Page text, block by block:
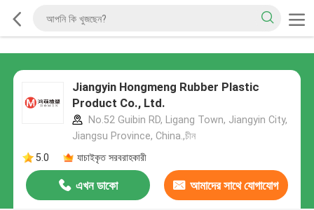
Jiangyin Hongmeng Rubber Plastic
Product Co., Ltd.
No.52 Guibin RD, Ligang Town, Jiangyin City,
Jiangsu Province, China.,চীন
5.0
যাচাইকৃত সরবরাহকারী
এখন ডাকো আমাদের সাথে যোগাযোগ